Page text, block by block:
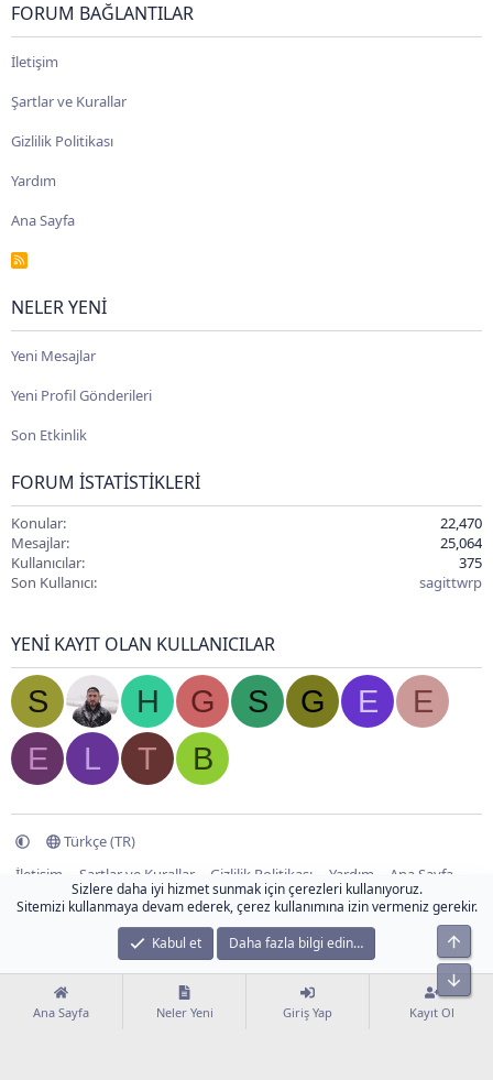
FORUM BAĞLANTILAR
İletişim
Şartlar ve Kurallar
Gizlilik Politikası
Yardım
Ana Sayfa
R
NELER YENI
Yeni Mesajlar
Yeni Profil Gönderileri
Son Etkinlik
FORUM İSTATISTIKLERI
Konular
22,470
Mesajlar
25,064
Kullanıcılar
375
Son Kullanıcı
sagittwrp
YENI KAYIT OLAN KULLANICILAR
S H G S G E
E
E
L T B
Türkçe (TR)
İletişim
Şartlar ve Kurallar Gizlilik Politikası Yardım Ana Sayfa
S
Community platform by XenForo
© 2010-2024 XenForo Ltd.
Bu forum XenGenTr © 2014 - 2026 ürünleri ile desteklenmektedir.
Bu forum XenGenTr © 2014 - 2026 ürünleri ile desteklenmektedir
XenPorta 2 PRO
© Jason Axelrod of
XenForo Tema
Sizlere daha iyi hizmet sunmak için çerezleri kullanıyoruz.
Sitemizi kullanmaya devam ederek, çerez kullanımına izin vermeniz gerekir.
Kabul et
Daha fazla bilgi edin…
Ana Sayfa Neler Yeni Giriş Yap Kayıt Ol
Alt